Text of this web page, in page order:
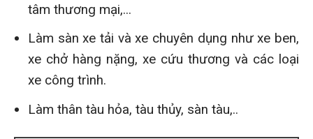
tâm thương mại,...
Làm sàn xe tải và xe chuyên dụng như xe ben,
xe chở hàng nặng, xe cứu thương và các loại
xe công trình.
Làm thân tàu hỏa, tàu thủy, sàn tàu,..